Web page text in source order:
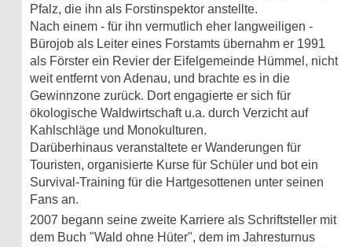
Pfalz, die ihn als Forstinspektor anstellte.
Nach einem - für ihn vermutlich eher langweiligen -
Bürojob als Leiter eines Forstamts übernahm er 1991
als Förster ein Revier der Eifelgemeinde Hümmel, nicht
weit entfernt von Adenau, und brachte es in die
Gewinnzone zurück. Dort engagierte er sich für
ökologische Waldwirtschaft u.a. durch Verzicht auf
Kahlschläge und Monokulturen.
Darüberhinaus veranstaltete er Wanderungen für
Touristen, organisierte Kurse für Schüler und bot ein
Survival-Training für die Hartgesottenen unter seinen
Fans an.
2007 begann seine zweite Karriere als Schriftsteller mit
dem Buch "Wald ohne Hüter", dem im Jahresturnus